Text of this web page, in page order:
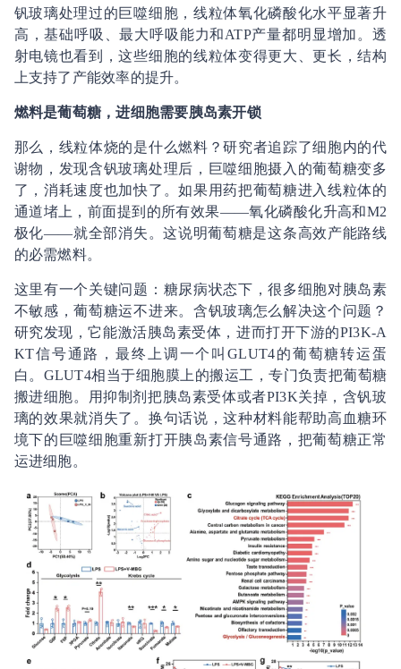
钒玻璃处理过的巨噬细胞，线粒体氧化磷酸化水平显著升
高，基础呼吸、最大呼吸能力和ATP产量都明显增加。透
射电镜也看到，这些细胞的线粒体变得更大、更长，结构
上支持了产能效率的提升。
燃料是葡萄糖，进细胞需要胰岛素开锁
那么，线粒体烧的是什么燃料？研究者追踪了细胞内的代
谢物，发现含钒玻璃处理后，巨噬细胞摄入的葡萄糖变多
了，消耗速度也加快了。如果用药把葡萄糖进入线粒体的
通道堵上，前面提到的所有效果——氧化磷酸化升高和M2
极化——就全部消失。这说明葡萄糖是这条高效产能路线
的必需燃料。
这里有一个关键问题：糖尿病状态下，很多细胞对胰岛素
不敏感，葡萄糖运不进来。含钒玻璃怎么解决这个问题？
研究发现，它能激活胰岛素受体，进而打开下游的PI3K-A
KT信号通路，最终上调一个叫GLUT4的葡萄糖转运蛋
白。GLUT4相当于细胞膜上的搬运工，专门负责把葡萄糖
搬进细胞。用抑制剂把胰岛素受体或者PI3K关掉，含钒玻
璃的效果就消失了。换句话说，这种材料能帮助高血糖环
境下的巨噬细胞重新打开胰岛素信号通路，把葡萄糖正常
运进细胞。